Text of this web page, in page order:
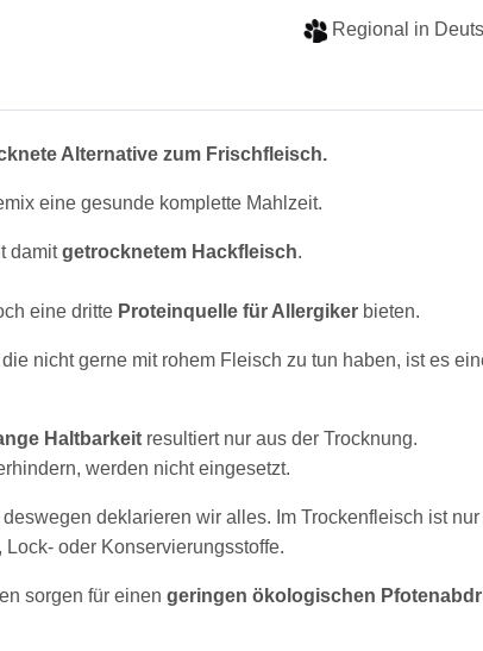
Regional in
Alternative zum Frischfleisch.
eine gesunde komplette Mahlzeit.
damit getrocknetem Hackfleisch.
eine dritte Proteinquelle für Allergiker bieten.
nicht gerne mit rohem Fleisch zu tun haben, ist es
Haltbarkeit resultiert nur aus der Trocknung.
werden nicht eingesetzt.
deswegen deklarieren wir alles. Im Trockenfleisch ist
oder Konservierungsstoffe.
sorgen für einen geringen ökologischen